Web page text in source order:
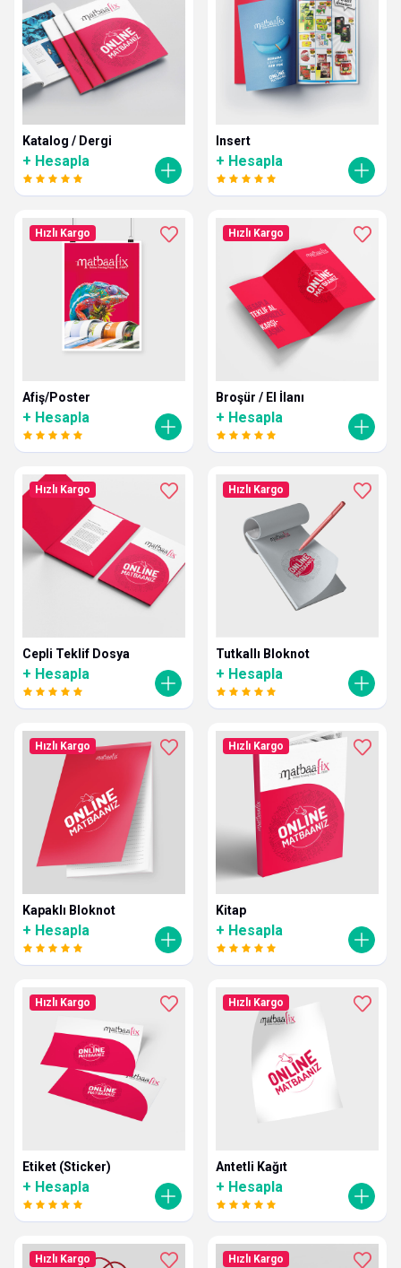
Katalog / Dergi
+ Hesapla
Insert
+ Hesapla
Hızlı Kargo
Afiş/Poster
+ Hesapla
Hızlı Kargo
Broşür / El İlanı
+ Hesapla
Hızlı Kargo
Cepli Teklif Dosya
+ Hesapla
Hızlı Kargo
Tutkallı Bloknot
+ Hesapla
Hızlı Kargo
Kapaklı Bloknot
+ Hesapla
Hızlı Kargo
Kitap
+ Hesapla
Hızlı Kargo
Etiket (Sticker)
+ Hesapla
Hızlı Kargo
Antetli Kağıt
+ Hesapla
Hızlı Kargo Hızlı Kargo